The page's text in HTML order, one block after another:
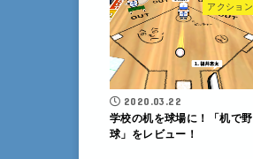
アクション
2020.03.22
学校の机を球場に！「机で野
球」をレビュー！